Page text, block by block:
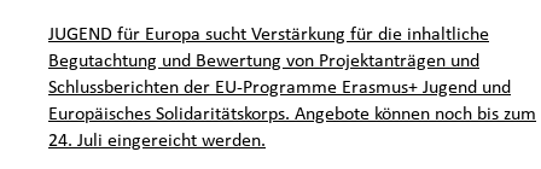
JUGEND für Europa sucht Verstärkung für die inhaltliche
Begutachtung und Bewertung von Projektanträgen und
Schlussberichten der EU-Programme Erasmus+ Jugend und
Europäisches Solidaritätskorps. Angebote können noch bis zum
24. Juli eingereicht werden.